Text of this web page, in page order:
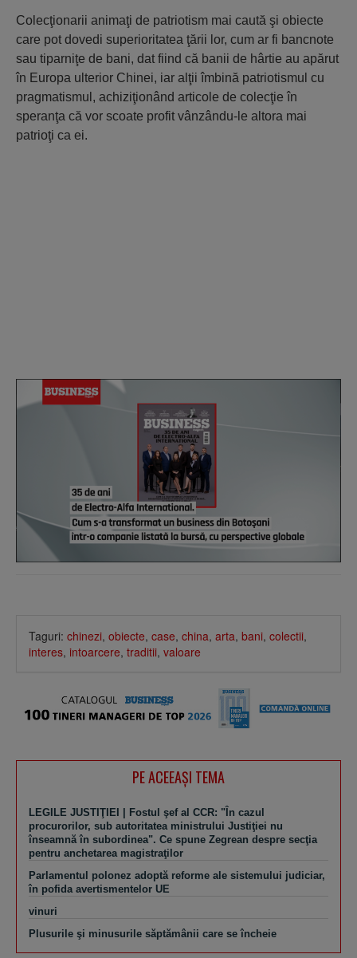
Colecţionarii animaţi de patriotism mai caută şi obiecte
care pot dovedi superioritatea ţării lor, cum ar fi bancnote
sau tiparniţe de bani, dat fiind că banii de hârtie au apărut
în Europa ulterior Chinei, iar alţii îmbină patriotismul cu
pragmatismul, achiziţionând articole de colecţie în
speranţa că vor scoate profit vânzându-le altora mai
patrioţi ca ei.
Taguri: chinezi, obiecte, case, china, arta, bani, colectii,
interes, intoarcere, traditii, valoare
PE ACEEAŞI TEMA
LEGILE JUSTIŢIEI | Fostul şef al CCR: "În cazul
procurorilor, sub autoritatea ministrului Justiţiei nu
înseamnă în subordinea". Ce spune Zegrean despre secţia
pentru anchetarea magistraţilor
Parlamentul polonez adoptă reforme ale sistemului judiciar,
în pofida avertismentelor UE
vinuri
Plusurile şi minusurile săptămânii care se încheie